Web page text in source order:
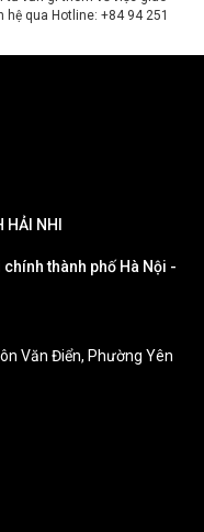
qua Hotline: +84 94 251
HẢI NHI
chính thành phố Hà Nội -
Văn Điển, Phường Yên